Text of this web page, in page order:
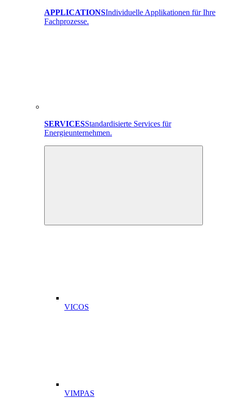
APPLICATIONSIndividuelle Applikationen für Ihre
Fachprozesse.
SERVICESStandardisierte Services für
Energieunternehmen.
VICOS
VIMPAS